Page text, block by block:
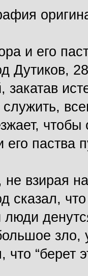
и его
Дутиков,
закатав
служить,
его паства
взирая
сказал,
люди
зло,
что “берет